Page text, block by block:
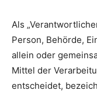
Als
Person, Behörde,
allein oder
Mittel der
entscheidet,